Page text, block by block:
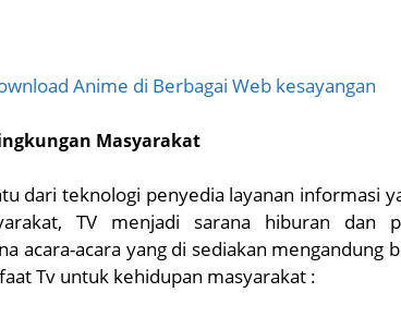
Anime di Berbagai Web kesayangan
Masyarakat
dari teknologi penyedia layanan informasi
TV menjadi sarana hiburan dan
acara-acara yang di sediakan mengandung
Tv untuk kehidupan masyarakat :